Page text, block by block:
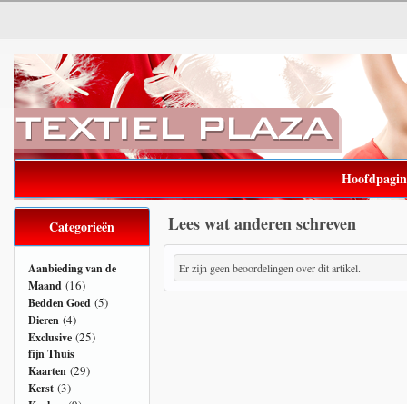
Lees wat anderen schreven
Er zijn geen beoordelingen over dit artikel.
Categorieën
Aanbieding van de
Maand (16)
Bedden Goed (5)
Dieren (4)
Exclusive (25)
fijn Thuis
Kaarten (29)
Kerst (3)